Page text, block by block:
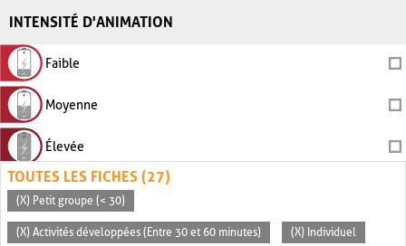
INTENSITÉ D'ANIMATION
Faible
Moyenne
Élevée
TOUTES LES FICHES (27)
(X) Petit groupe (< 30)
(X) Activités développées (Entre 30 et 60 minutes) (X) Individuel